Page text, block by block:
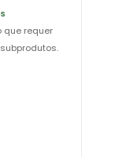
requer